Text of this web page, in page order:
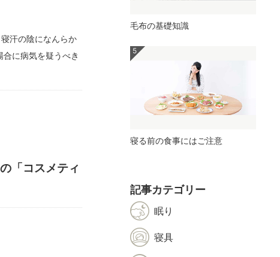
汗の陰になんらか
に病気を疑うべき
「コスメティ
毛布の基礎知識
寝る前の食事にはご注意
記事カテゴリー
眠り
寝具